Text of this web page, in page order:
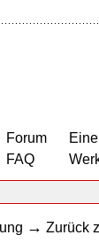
Forum
FAQ
→ Zurück